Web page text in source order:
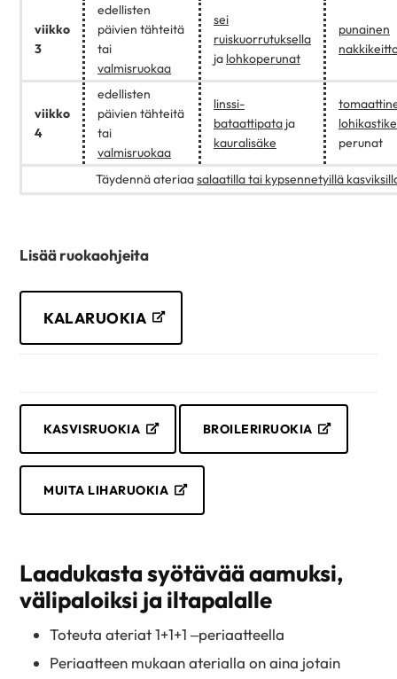
viikko
3
edellisten
päivien tähteitä
tai
valmisruokaa
sei
ruiskuorrutuksella
ja lohkoperunat
punainen
viikko
4
edellisten
päivien tähteitä
tai
valmisruokaa
linssi-
bataattipata ja
kauralisäke
lohikastike
perunat
Täydennä ateriaasalaatilla tai kypsennetyillä
Lisää ruokaohjeita
KALARUOKIA
KASVISRUOKIA BROILERIRUOKIA
MUITA LIHARUOKIA
Laadukasta syötävää aamuksi,
välipaloiksi ja iltapalalle
Toteuta ateriat 1+1+1 –periaatteella
Periaatteen mukaan aterialla on aina jotain